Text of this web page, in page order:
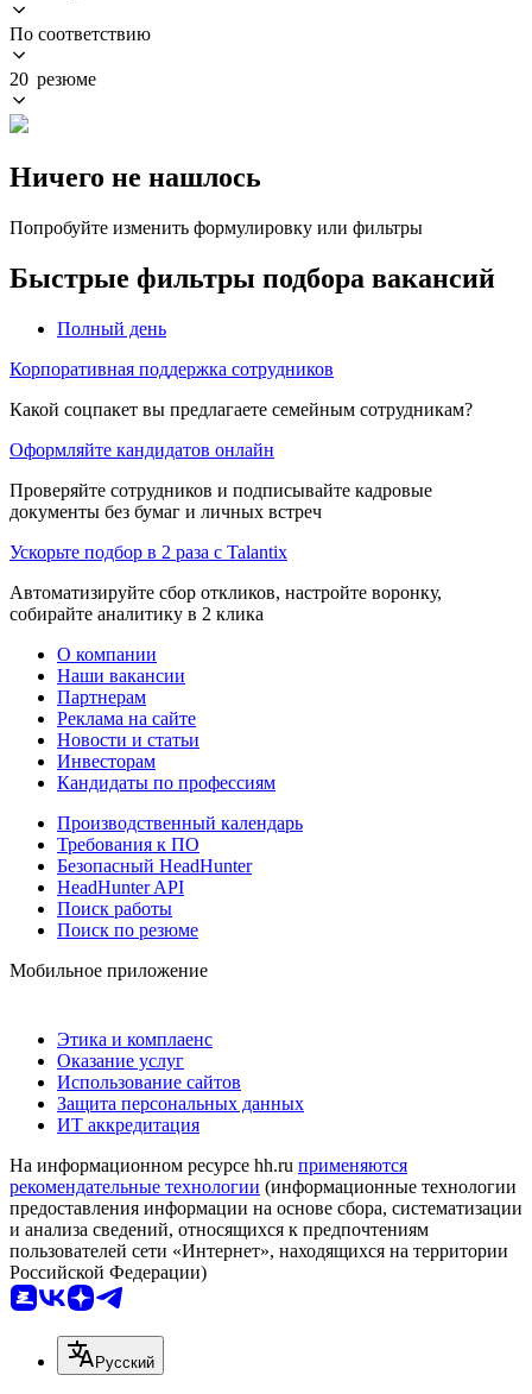
По соответствию
20 резюме
Ничего не нашлось
Попробуйте изменить формулировку или фильтры
Быстрые фильтры подбора вакансий
Полный день
Корпоративная поддержка сотрудников
Какой соцпакет вы предлагаете семейным сотрудникам?
Оформляйте кандидатов онлайн
Проверяйте сотрудников и подписывайте кадровые
документы без бумаг и личных встреч
Ускорьте подбор в 2 раза с Talantix
Автоматизируйте сбор откликов, настройте воронку,
собирайте аналитику в 2 клика
О компании
Наши вакансии
Партнерам
Реклама на сайте
Новости и статьи
Инвесторам
Кандидаты по профессиям
Производственный календарь
Требования к ПО
Безопасный HeadHunter
HeadHunter API
Поиск работы
Поиск по резюме
Мобильное приложение
Этика и комплаенс
Оказание услуг
Использование сайтов
Защита персональных данных
ИТ аккредитация
На информационном ресурсе hh.ru применяются
рекомендательные технологии (информационные технологии
предоставления информации на основе сбора, систематизации
и анализа сведений, относящихся к предпочтениям
пользователей сети «Интернет», находящихся на территории
Российской Федерации)
Русский